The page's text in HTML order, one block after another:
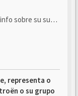
su sustitución
representa o
o su grupo